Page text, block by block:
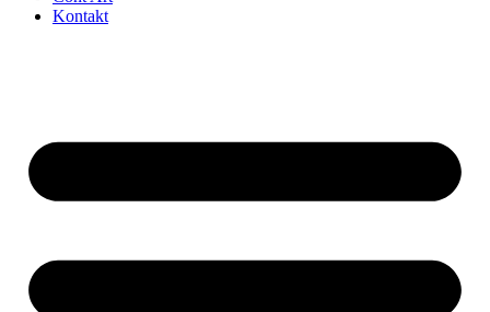
Kontakt